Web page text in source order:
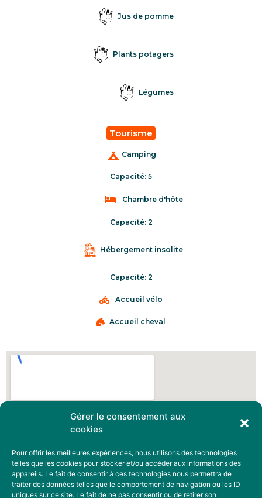
Gérer le consentement aux
cookies
Pour offrir les meilleures expériences, nous utilisons des technologies
telles que les cookies pour stocker et/ou accéder aux informations des
appareils. Le fait de consentir à ces technologies nous permettra de
traiter des données telles que le comportement de navigation ou les ID
uniques sur ce site. Le fait de ne pas consentir ou de retirer son
Jus de pomme
Plants potagers
Légumes
Tourisme
Camping
Capacité: 5
Chambre d'hôte
Capacité: 2
Hébergement insolite
Capacité: 2
Accueil vélo
Accueil cheval